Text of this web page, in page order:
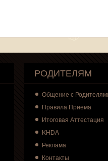
РОДИТЕЛЯМ
Общение с
Правила Приема
Итоговая Аттестация
KHDA
Реклама
Контакты